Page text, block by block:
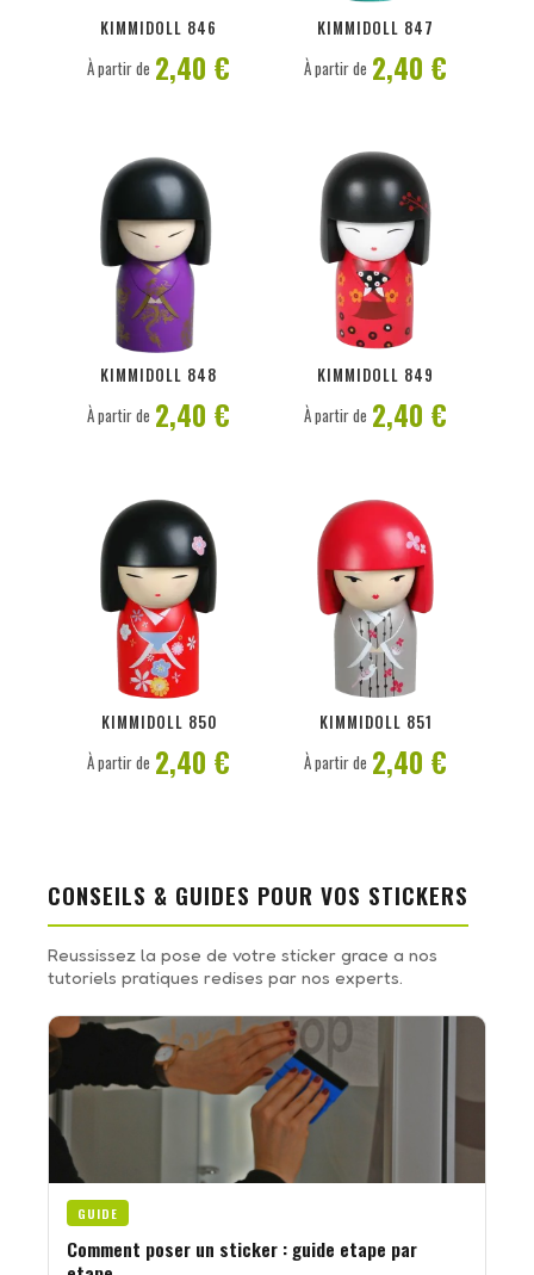
KIMMIDOLL 846
À partir de 2,40 €
KIMMIDOLL 847
PERSONNALISER
À partir de 2,40 €
KIMMIDOLL 848
PERSONNALISER
À partir de 2,40 €
KIMMIDOLL 849
PERSONNALISER
À partir de 2,40 €
KIMMIDOLL 850
PERSONNALISER
À partir de 2,40 €
KIMMIDOLL 851
PERSONNALISER
À partir de 2,40 €
CONSEILS & GUIDES POUR VOS STICKERS
Reussissez la pose de votre sticker grace a nos
tutoriels pratiques redises par nos experts.
GUIDE
Comment poser un sticker : guide etape par